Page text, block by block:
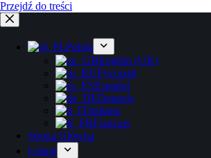
Przejdź do treści
Polski
English (UK)
Русский
Español
Deutsch
Italiano
Français
Strona Główna
Usługi